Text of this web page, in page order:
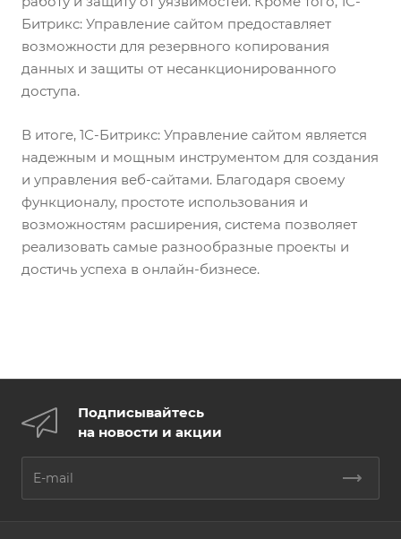
Битрикс: Управление сайтом предоставляет
возможности для резервного копирования
данных и защиты от несанкционированного
доступа.
В итоге, 1С-Битрикс: Управление сайтом является
надежным и мощным инструментом для создания
и управления веб-сайтами. Благодаря своему
функционалу, простоте использования и
возможностям расширения, система позволяет
реализовать самые разнообразные проекты и
достичь успеха в онлайн-бизнесе.
Подписывайтесь
на новости и акции